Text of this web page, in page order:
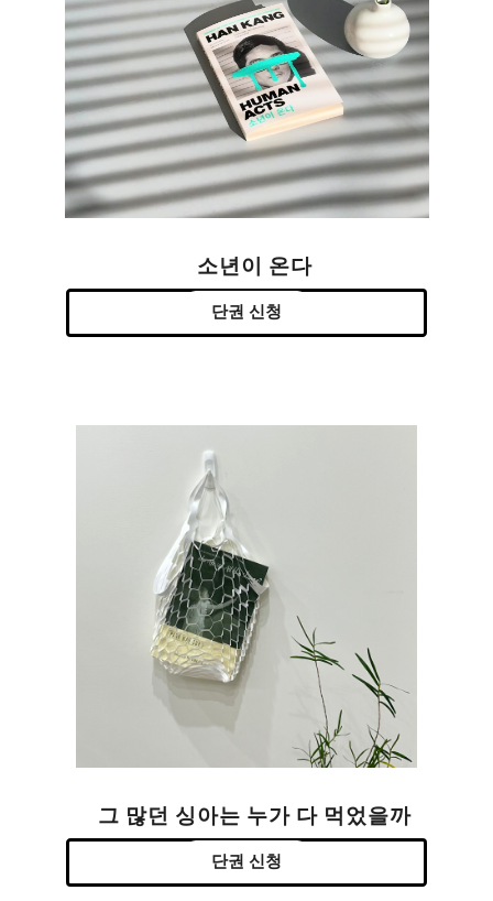
소년이 온다
단권 신청
그 많던 싱아는 누가 다 먹었을까
단권 신청